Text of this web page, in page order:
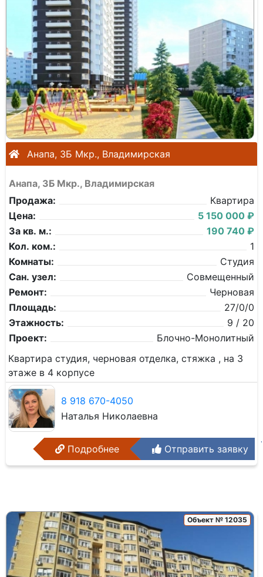
Анапа, 3Б Мкр., Владимирская
Анапа, 3Б Мкр., Владимирская
Продажа:
Квартира
Цена:
5 150 000 ₽
За кв. м.:
190 740 ₽
Кол. ком.:
1
Комнаты:
Студия
Сан. узел:
Совмещенный
Ремонт:
Черновая
Площадь:
27/0/0
Этажность:
9 / 20
Проект:
Блочно-Монолитный
Квартира студия, черновая отделка, стяжка , на 3
этаже в 4 корпусе
8 918 670-4050
Наталья Николаевна
Подробнее Отправить заявку
Объект № 12035